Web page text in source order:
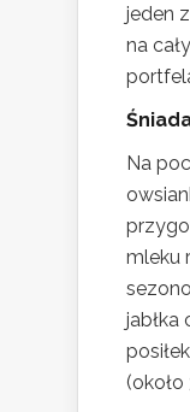
jeden
na
Na
mleku
jabłka
(około